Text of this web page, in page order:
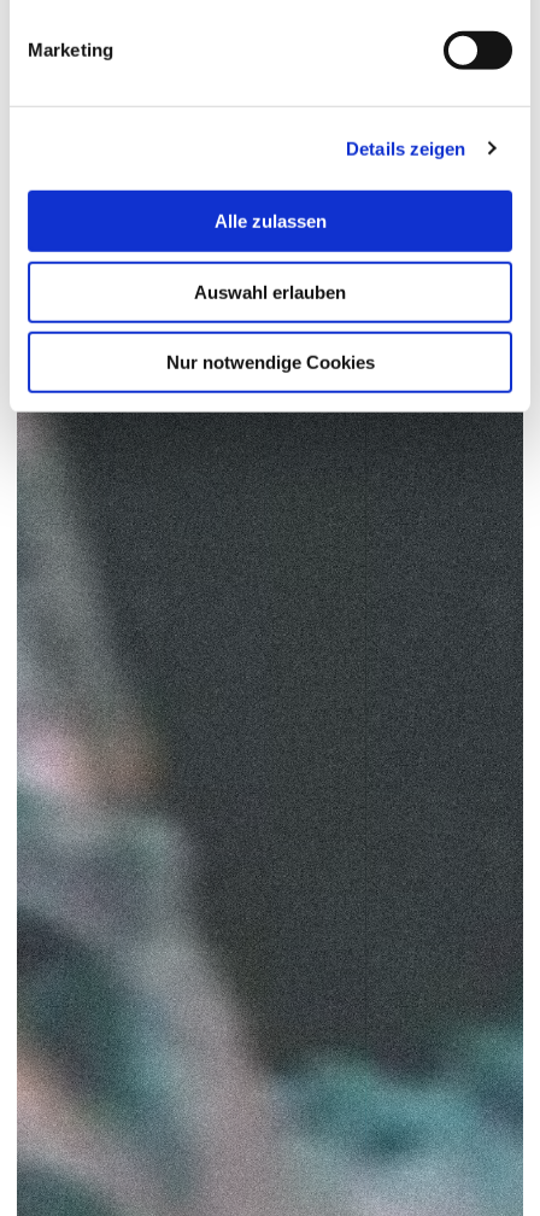
Marketing
Details zeigen
Alle zulassen
Auswahl erlauben
Nur notwendige Cookies